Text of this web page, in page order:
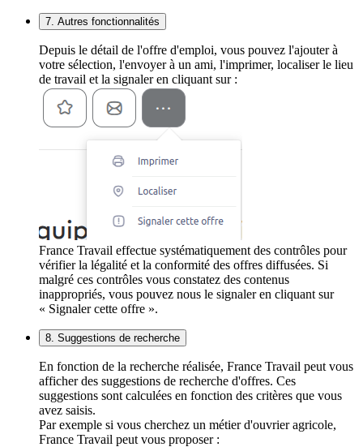
7. Autres fonctionnalités
Depuis le détail de l'offre d'emploi, vous pouvez l'ajouter à
votre sélection, l'envoyer à un ami, l'imprimer, localiser le lieu
de travail et la signaler en cliquant sur :
France Travail effectue systématiquement des contrôles pour
vérifier la légalité et la conformité des offres diffusées. Si
malgré ces contrôles vous constatez des contenus
inappropriés, vous pouvez nous le signaler en cliquant sur
« Signaler cette offre ».
8. Suggestions de recherche
En fonction de la recherche réalisée, France Travail peut vous
afficher des suggestions de recherche d'offres. Ces
suggestions sont calculées en fonction des critères que vous
avez saisis.
Par exemple si vous cherchez un métier d'ouvrier agricole,
France Travail peut vous proposer :